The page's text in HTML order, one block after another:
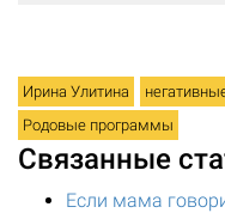
Ирина Улитина
Родовые программы
Связанные
Если мама